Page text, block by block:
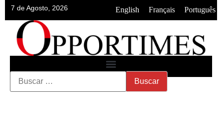
7 de Agosto, 2026 English Français Português